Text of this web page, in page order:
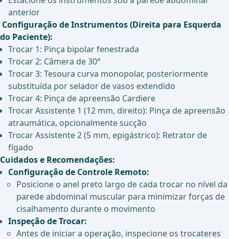
anterior
Configuração de Instrumentos (Direita para Esquerda
do Paciente):
Trocar 1: Pinça bipolar fenestrada
Trocar 2: Câmera de 30°
Trocar 3: Tesoura curva monopolar, posteriormente
substituída por selador de vasos extendido
Trocar 4: Pinça de apreensão Cardiere
Trocar Assistente 1 (12 mm, direito): Pinça de apreensão
atraumática, opcionalmente sucção
Trocar Assistente 2 (5 mm, epigástrico): Retrator de
fígado
Cuidados e Recomendações:
Configuração de Controle Remoto:
Posicione o anel preto largo de cada trocar no nível da
parede abdominal muscular para minimizar forças de
cisalhamento durante o movimento
Inspeção de Trocar:
Antes de iniciar a operação, inspecione os trocateres